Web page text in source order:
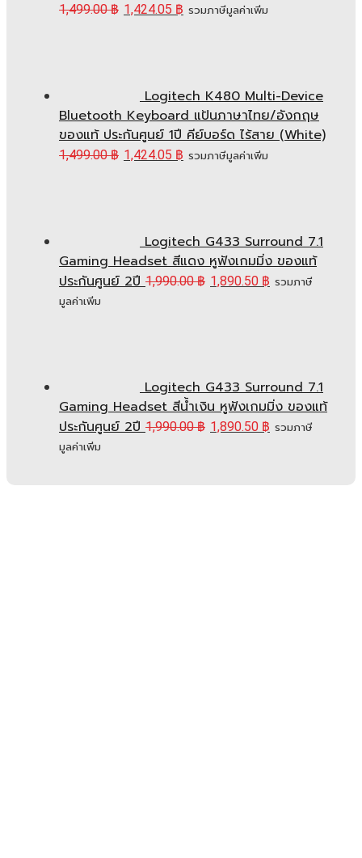
1,499.00฿ 1,424.05 ฿ รวมภาษีมูลค่าเพิ่ม
Logitech K480 Multi-Device
Bluetooth Keyboard แป้นภาษาไทย/อังกฤษ
ของแท้ ประกันศูนย์ 1ปี คีย์บอร์ด ไร้สาย (White)
1,499.00฿ 1,424.05 ฿ รวมภาษีมูลค่าเพิ่ม
Logitech G433 Surround 7.1
Gaming Headset สีแดง หูฟังเกมมิ่ง ของแท้
ประกันศูนย์ 2ปี 1,990.00฿ 1,890.50 ฿ รวมภาษี
มูลค่าเพิ่ม
Logitech G433 Surround 7.1
Gaming Headset สีน้ำเงิน หูฟังเกมมิ่ง ของแท้
ประกันศูนย์ 2ปี 1,990.00฿ 1,890.50 ฿ รวมภาษี
มูลค่าเพิ่ม